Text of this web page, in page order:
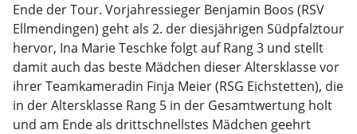
Ende der Tour. Vorjahressieger Benjamin Boos (RSV
Ellmendingen) geht als 2. der diesjährigen Südpfalztour
hervor, Ina Marie Teschke folgt auf Rang 3 und stellt
damit auch das beste Mädchen dieser Altersklasse vor
ihrer Teamkameradin Finja Meier (RSG Eichstetten), die
in der Altersklasse Rang 5 in der Gesamtwertung holt
und am Ende als drittschnellstes Mädchen geehrt